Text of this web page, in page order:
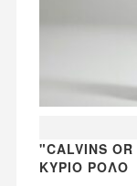
"CALVINS
ΚΎΡΙΟ ΡΌΛΟ